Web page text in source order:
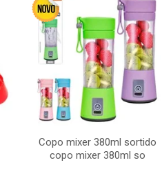
Copo mixer 380ml sortido
copo mixer 380ml so